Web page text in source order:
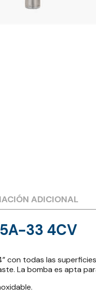
ADICIONAL
33 4CV
con todas las
La bomba es apta